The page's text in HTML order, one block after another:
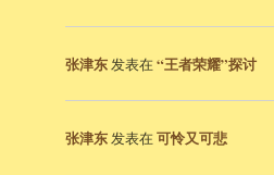
张津东发表在“王者荣耀”探讨
张津东发表在可怜又可悲